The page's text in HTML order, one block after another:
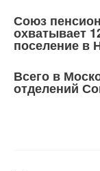
Союз
охватывает
поселение в
Всего в
отделений